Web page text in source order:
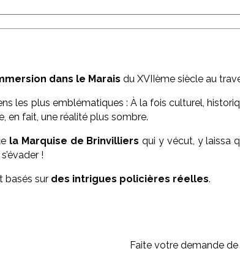
dans le Marais du XVIIème siècle au
les plus emblématiques : À la fois culturel,
en fait, une réalité plus sombre.
la Marquise de Brinvilliers qui y vécut, y laissa
!
basés sur des intrigues policières réelles.
Faite votre demande